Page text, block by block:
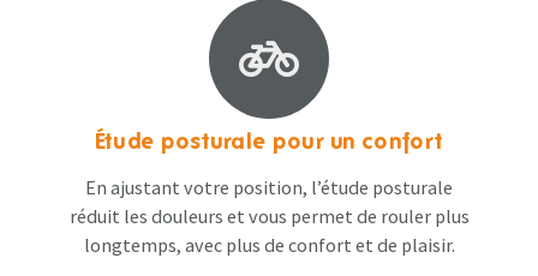
Étude posturale pour un confort
En ajustant votre position, l’étude posturale
réduit les douleurs et vous permet de rouler plus
longtemps, avec plus de confort et de plaisir.